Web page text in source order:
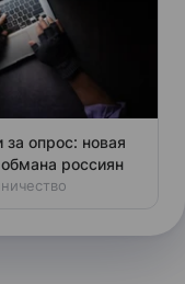
за опрос: новая
россиян